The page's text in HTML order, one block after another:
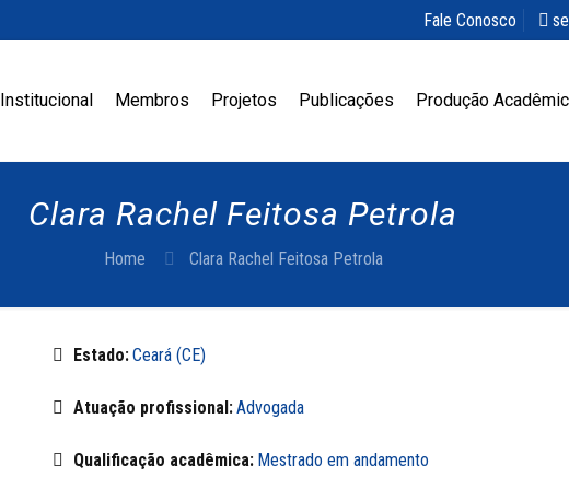
Fale Conosco
Institucional Membros Projetos Publicações Produção
Clara Rachel Feitosa Petrola
Home Clara Rachel Feitosa Petrola
Estado:Ceará (CE)
Atuação profissional:Advogada
Qualificação acadêmica: Mestrado em andamento